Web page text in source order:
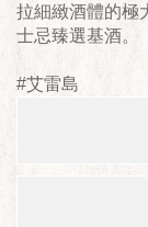
拉細緻酒體的極
士忌臻選基酒。
#艾雷島